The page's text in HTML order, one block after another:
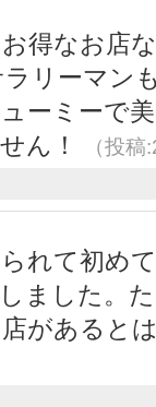
得なお店
リーマン
ーミーで
ん！
（投
れて初め
ました。
があると